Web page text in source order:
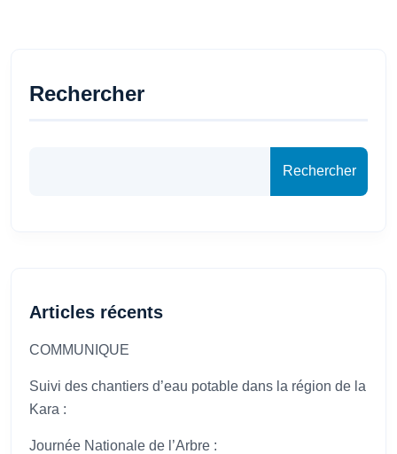
Rechercher
Rechercher
Articles récents
COMMUNIQUE
Suivi des chantiers d’eau potable dans la région de la
Kara :
Journée Nationale de l’Arbre :